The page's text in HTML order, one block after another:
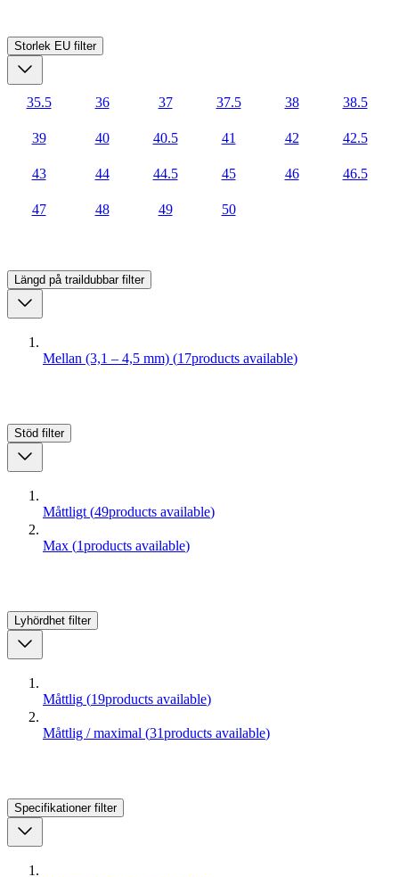
Storlek EU filter
35.5 36 37 37.5 38 38.5
39 40 40.5 41 42 42.5
43 44 44.5 45 46 46.5
47 48 49 50
Längd på traildubbar filter
Mellan (3,1 – 4,5 mm) (17products available)
Stöd filter
Måttligt (49products available)
Max (1products available)
Lyhördhet filter
Måttlig (19products available)
Måttlig / maximal (31products available)
Specifikationer filter